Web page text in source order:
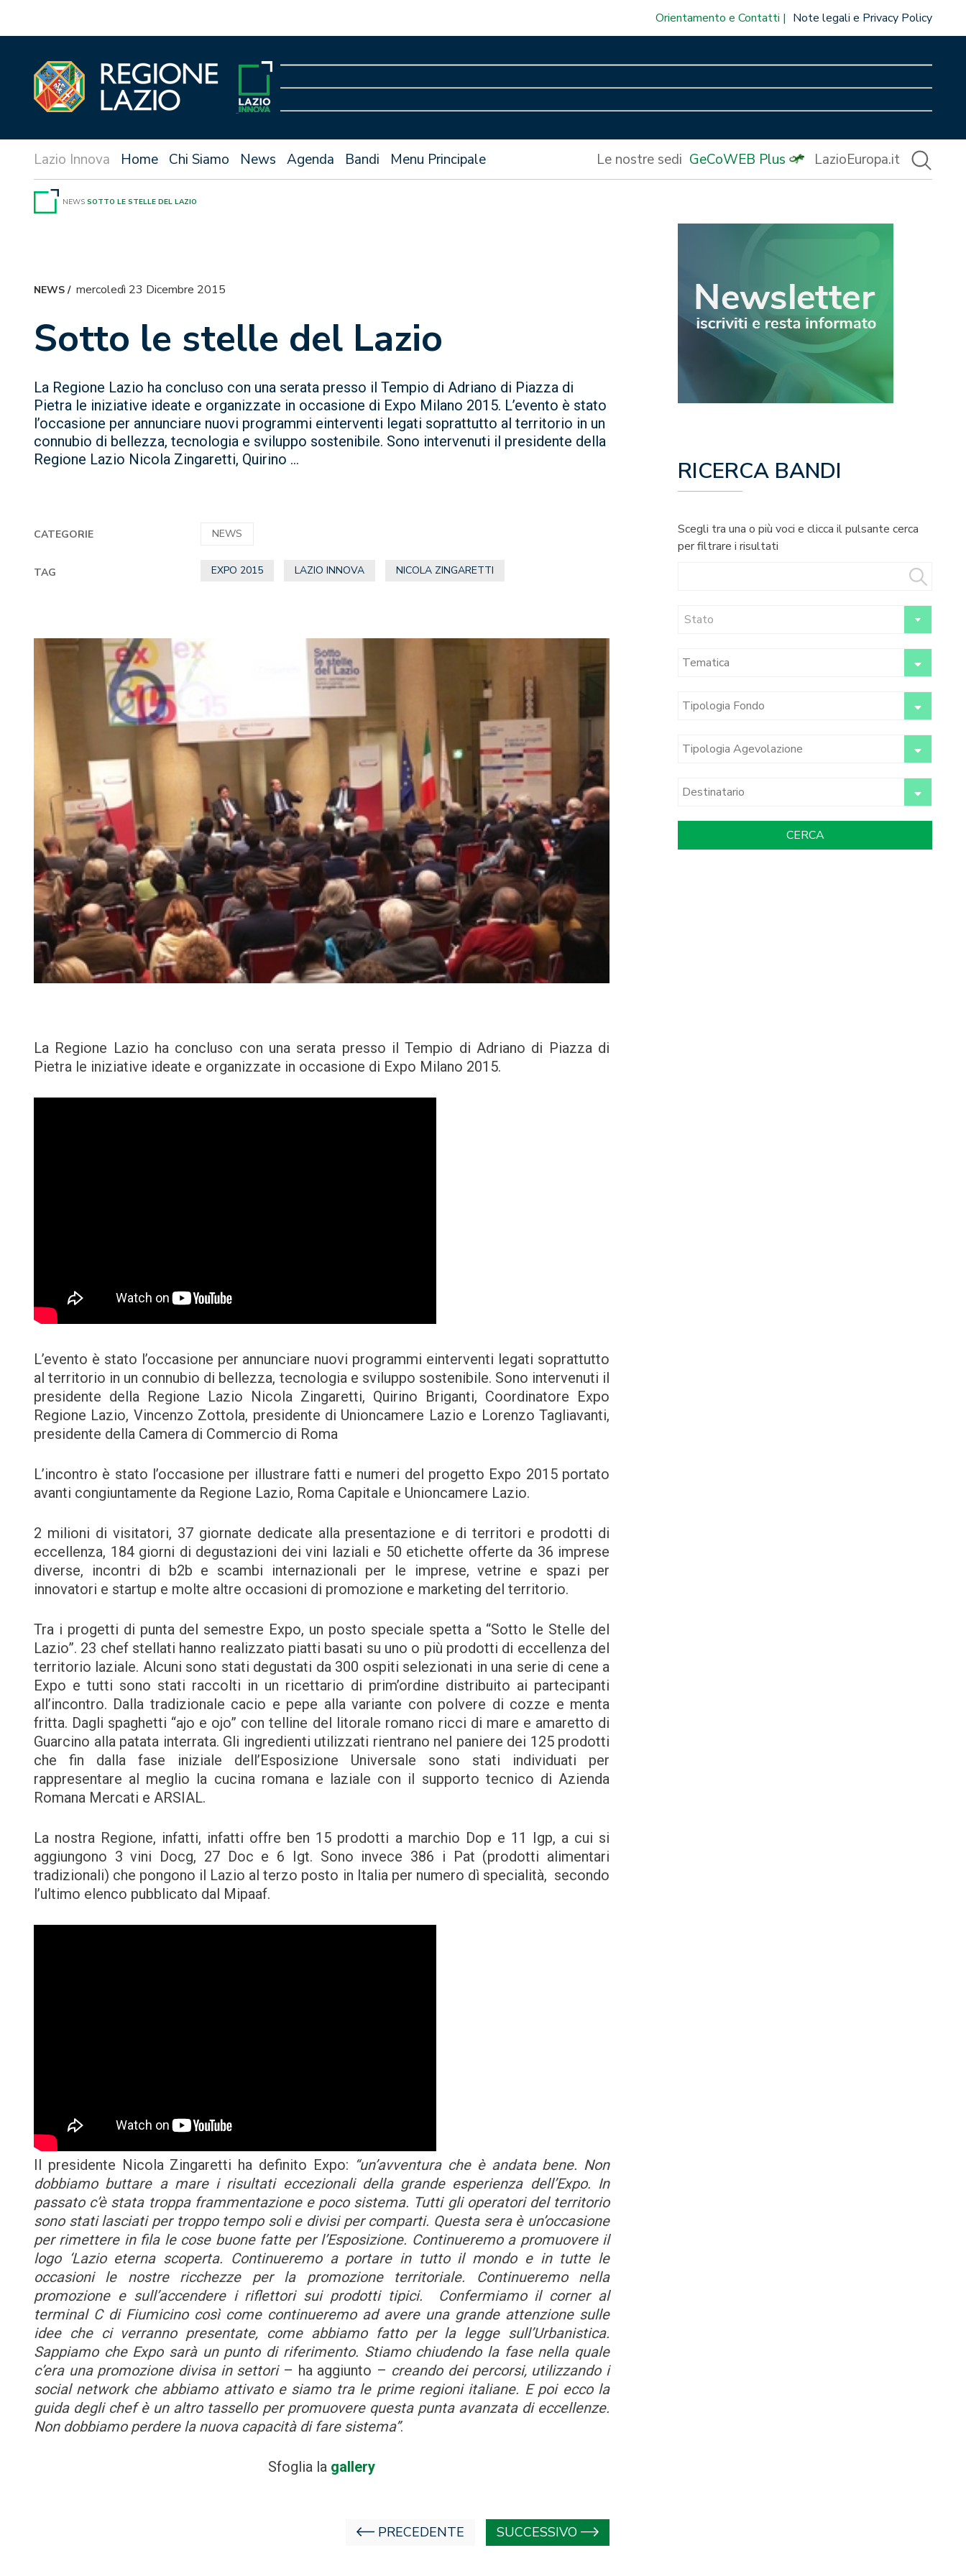
Orientamento e Contatti Note legali e Privacy Policy
Home Chi Siamo News Agenda Bandi Menu Principale Le nostre sedi GeCoWEB Plus LazioEuropa.it
NEWS SOTTO LE STELLE DEL LAZIO
NEWS/ mercoledì 23 Dicembre 2015
Sotto le stelle del Lazio
La Regione Lazio ha concluso con una serata presso il Tempio di Adriano di Piazza di
Pietra le iniziative ideate e organizzate in occasione di Expo Milano 2015. L’evento è stato
l’occasione per annunciare nuovi programmi einterventi legati soprattutto al territorio in un
connubio di bellezza, tecnologia e sviluppo sostenibile. Sono intervenuti il presidente della
Regione Lazio Nicola Zingaretti, Quirino ...
CATEGORIE NEWS
TAG EXPO 2015 LAZIO INNOVA NICOLA ZINGARETTI
La Regione Lazio ha concluso con una serata presso il Tempio di Adriano di Piazza di
Pietra le iniziative ideate e organizzate in occasione di Expo Milano 2015.
L’evento è stato l’occasione per annunciare nuovi programmi einterventi legati soprattutto
al territorio in un connubio di bellezza, tecnologia e sviluppo sostenibile. Sono intervenuti il
presidente della Regione Lazio Nicola Zingaretti, Quirino Briganti, Coordinatore Expo
Regione Lazio, Vincenzo Zottola, presidente di Unioncamere Lazio e Lorenzo Tagliavanti,
presidente della Camera di Commercio di Roma
L’incontro è stato l’occasione per illustrare fatti e numeri del progetto Expo 2015 portato
avanti congiuntamente da Regione Lazio, Roma Capitale e Unioncamere Lazio.
2 milioni di visitatori, 37 giornate dedicate alla presentazione e di territori e prodotti di
eccellenza, 184 giorni di degustazioni dei vini laziali e 50 etichette offerte da 36 imprese
diverse, incontri di b2b e scambi internazionali per le imprese, vetrine e spazi per
innovatori e startup e molte altre occasioni di promozione e marketing del territorio.
Tra i progetti di punta del semestre Expo, un posto speciale spetta a “Sotto le Stelle del
Lazio”. 23 chef stellati hanno realizzato piatti basati su uno o più prodotti di eccellenza del
territorio laziale. Alcuni sono stati degustati da 300 ospiti selezionati in una serie di cene a
Expo e tutti sono stati raccolti in un ricettario di prim’ordine distribuito ai partecipanti
all’incontro. Dalla tradizionale cacio e pepe alla variante con polvere di cozze e menta
fritta. Dagli spaghetti “ajo e ojo” con telline del litorale romano ricci di mare e amaretto di
Guarcino alla patata interrata. Gli ingredienti utilizzati rientrano nel paniere dei 125 prodotti
che fin dalla fase iniziale dell’Esposizione Universale sono stati individuati per
rappresentare al meglio la cucina romana e laziale con il supporto tecnico di Azienda
Romana Mercati e ARSIAL.
La nostra Regione, infatti, infatti offre ben 15 prodotti a marchio Dop e 11 Igp, a cui si
aggiungono 3 vini Docg, 27 Doc e 6 Igt. Sono invece 386 i Pat (prodotti alimentari
tradizionali) che pongono il Lazio al terzo posto in Italia per numero dì specialità, secondo
l’ultimo elenco pubblicato dal Mipaaf.
Il presidente Nicola Zingaretti ha definito Expo: “un’avventura che è andata bene. Non
dobbiamo buttare a mare i risultati eccezionali della grande esperienza dell’Expo. In
passato c’è stata troppa frammentazione e poco sistema. Tutti gli operatori del territorio
sono stati lasciati per troppo tempo soli e divisi per comparti. Questa sera è un’occasione
per rimettere in fila le cose buone fatte per l’Esposizione. Continueremo a promuovere il
logo ‘Lazio eterna scoperta. Continueremo a portare in tutto il mondo e in tutte le
occasioni le nostre ricchezze per la promozione territoriale. Continueremo nella
promozione e sull’accendere i riflettori sui prodotti tipici. Confermiamo il corner al
terminal C di Fiumicino così come continueremo ad avere una grande attenzione sulle
idee che ci verranno presentate, come abbiamo fatto per la legge sull’Urbanistica.
Sappiamo che Expo sarà un punto di riferimento. Stiamo chiudendo la fase nella quale
c’era una promozione divisa in settori– ha aggiunto – creando dei percorsi, utilizzando i
social network che abbiamo attivato e siamo tra le prime regioni italiane. E poi ecco la
guida degli chef è un altro tassello per promuovere questa punta avanzata di eccellenze.
Non dobbiamo perdere la nuova capacità di fare sistema”.
Sfoglia la gallery
PRECEDENTE SUCCESSIVO
RICERCA BANDI
Scegli tra una o più voci e clicca il pulsante cerca
per filtrare i risultati
Stato